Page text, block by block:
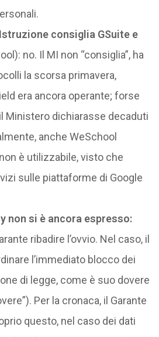
consiglia GSuite e
no. Il MI non “consiglia”, ha
la scorsa primavera,
era ancora operante; forse
Ministero dichiarasse decaduti
anche WeSchool
è utilizzabile, visto che
sulle piattaforme di Google
non si è ancora espresso:
ribadire l’ovvio. Nel caso, il
l’immediato blocco dei
di legge, come è suo dovere
Per la cronaca, il Garante
questo, nel caso dei dati